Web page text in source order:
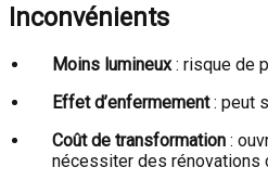
Inconvénients
Moins lumineux: risque de
Effet d’enfermement: peut
Coût de transformation :
nécessiter des rénovations